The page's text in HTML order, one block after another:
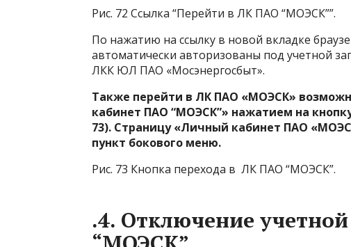
Рис. 72 Ссылка “Перейти в ЛК ПАО “МОЭСК””.
По нажатию на ссылку в новой вкладке
автоматически авторизованы под учетной
ЛКК ЮЛ ПАО «Мосэнергосбыт».
Также перейти в ЛК ПАО «МОЭСК»
кабинет ПАО “МОЭСК”» нажатием на
73). Страницу «Личный кабинет ПАО
пункт бокового меню.
Рис. 73 Кнопка перехода в ЛК ПАО “МОЭСК”.
.4. Отключение